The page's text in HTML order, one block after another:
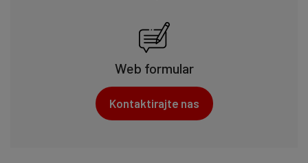
Web formular
Kontaktirajte nas